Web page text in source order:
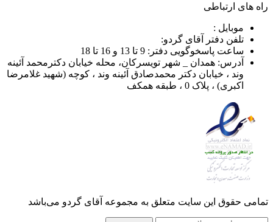
راه های ارتباطی
موبایل :
تلفن دفتر آقای گردو:
ساعت پاسخوگویی دفتر: 9 تا 13 و 16 تا 18
آدرس: همدان _ شهر تویسرکان، محله خیابان دکترمحمد آئینه
وند ، خیابان دکتر محمدصادق آئینه وند ، کوچه (شهید غلامرضا
اکبری) ، پلاک 0 ، طبقه همکف
تمامی حقوق این سایت متعلق به مجموعه آقای گردو می‌باشد